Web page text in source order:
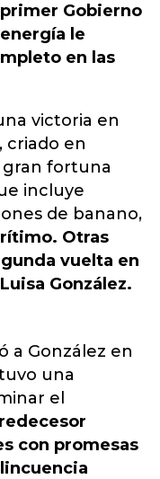
Gobierno
le
en las
victoria en
criado en
gran fortuna
incluye
de banano,
Otras
vuelta en
González.
a González en
una
el
con promesas